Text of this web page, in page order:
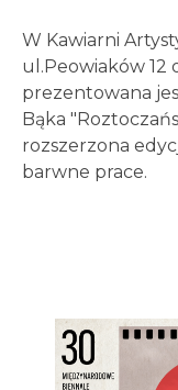
W Kawiarni
ul.Peowiaków 12
prezentowana
Bąka
rozszerzona
barwne prace.